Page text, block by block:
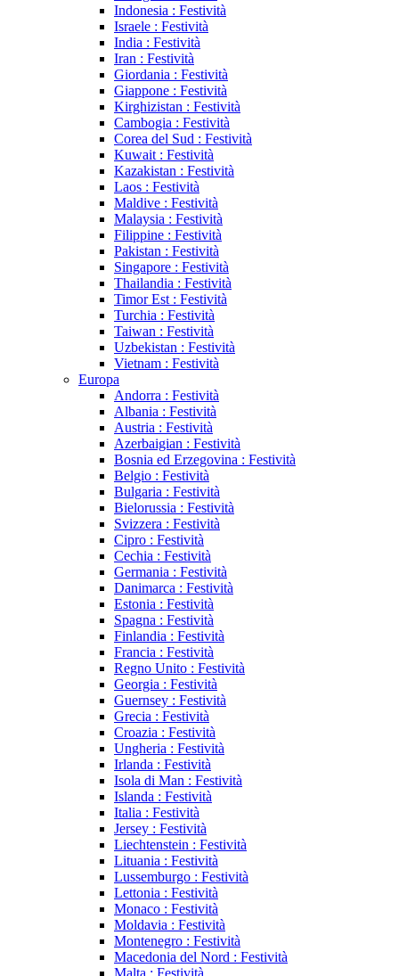
Indonesia : Festività
Israele : Festività
India : Festività
Iran : Festività
Giordania : Festività
Giappone : Festività
Kirghizistan : Festività
Cambogia : Festività
Corea del Sud : Festività
Kuwait : Festività
Kazakistan : Festività
Laos : Festività
Maldive : Festività
Malaysia : Festività
Filippine : Festività
Pakistan : Festività
Singapore : Festività
Thailandia : Festività
Timor Est : Festività
Turchia : Festività
Taiwan : Festività
Uzbekistan : Festività
Vietnam : Festività
Europa
Andorra : Festività
Albania : Festività
Austria : Festività
Azerbaigian : Festività
Bosnia ed Erzegovina : Festività
Belgio : Festività
Bulgaria : Festività
Bielorussia : Festività
Svizzera : Festività
Cipro : Festività
Cechia : Festività
Germania : Festività
Danimarca : Festività
Estonia : Festività
Spagna : Festività
Finlandia : Festività
Francia : Festività
Regno Unito : Festività
Georgia : Festività
Guernsey : Festività
Grecia : Festività
Croazia : Festività
Ungheria : Festività
Irlanda : Festività
Isola di Man : Festività
Islanda : Festività
Italia : Festività
Jersey : Festività
Liechtenstein : Festività
Lituania : Festività
Lussemburgo : Festività
Lettonia : Festività
Monaco : Festività
Moldavia : Festività
Montenegro : Festività
Macedonia del Nord : Festività
Malta : Festività